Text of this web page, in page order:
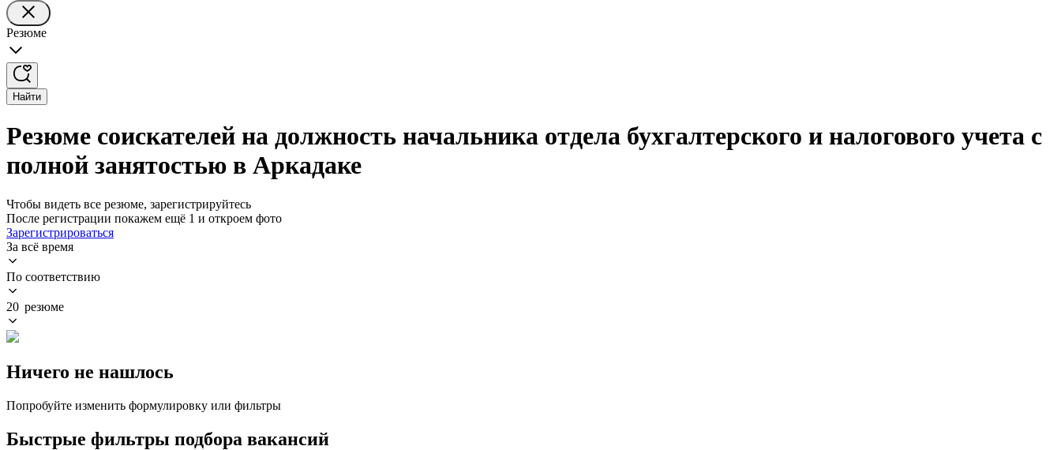
Резюме
Найти
Резюме соискателей на должность начальника отдела бухгалтерского и налогового учета с
полной занятостью в Аркадаке
Чтобы видеть все резюме, зарегистрируйтесь
После регистрации покажем ещё 1 и откроем фото
Зарегистрироваться
За всё время
По соответствию
20 резюме
Ничего не нашлось
Попробуйте изменить формулировку или фильтры
Быстрые фильтры подбора вакансий